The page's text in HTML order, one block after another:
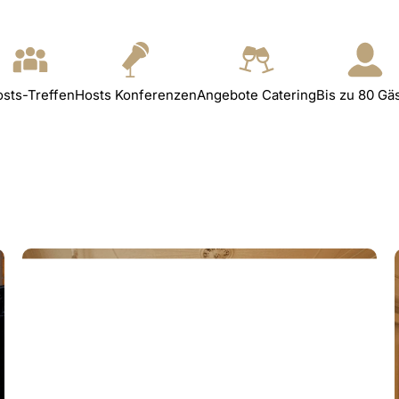
TreffenHosts KonferenzenAngebote CateringBis zu 80